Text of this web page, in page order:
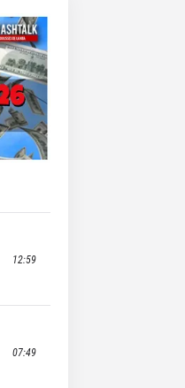
12:59
07:49